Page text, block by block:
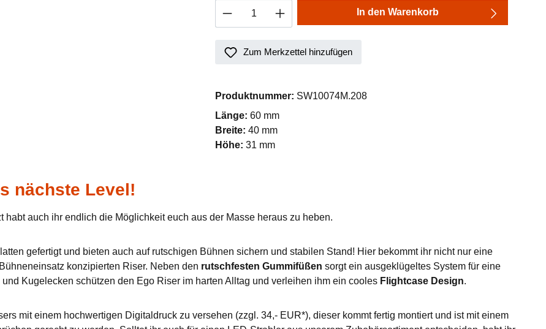
Produkt Anzahl: Gib den gewünschten Wert ein
In den Warenkorb
Zum Merkzettel hinzufügen
Produktnummer: SW10074M.208
Länge: 60 mm
Breite: 40 mm
Höhe: 31 mm
nächste Level!
auch ihr endlich die Möglichkeit euch aus der Masse heraus zu heben.
gefertigt und bieten auch auf rutschigen Bühnen sichern und stabilen Stand! Hier bekommt ihr nicht nur eine
konzipierten Riser. Neben den rutschfesten Gummifüßen sorgt ein ausgeklügeltes System für eine
Kugelecken schützen den Ego Riser im harten Alltag und verleihen ihm ein cooles Flightcase Design.
mit einem hochwertigen Digitaldruck zu versehen (zzgl. 34,- EUR*), dieser kommt fertig montiert und ist mit einem